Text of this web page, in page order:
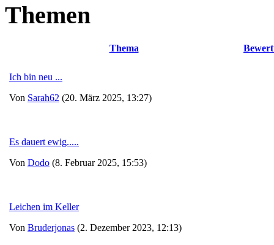
Themen
Thema
Ich bin neu ...
Von Sarah62 (20. März 2025, 13:27)
Es dauert ewig.....
Von Dodo (8. Februar 2025, 15:53)
Leichen im Keller
Von Bruderjonas (2. Dezember 2023, 12:13)